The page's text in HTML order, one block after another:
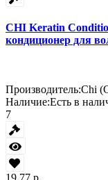
CHI Keratin
кондиционер для
Производитель:Chi
Наличие:Есть в
7
19.77 р.